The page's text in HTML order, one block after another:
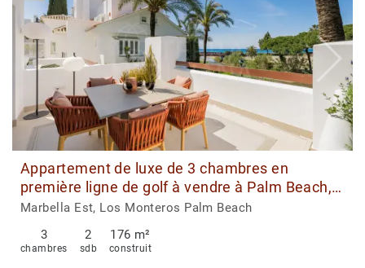
Appartement de luxe de 3 chambres en
première ligne de golf à vendre à Palm Beach,
Los Monteros
Marbella Est, Los Monteros Palm Beach
3
chambres
2
sdb
176 m²
construit